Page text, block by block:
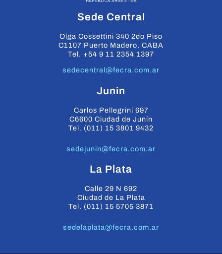
Sede Central
Olga Cossettini 340 2do Piso
C1107 Puerto Madero, CABA
Tel. +54 9 11 2354 1397
sedecentral@fecra.com.ar
Junin
Carlos Pellegrini 697
C6600 Ciudad de Junín
Tel. (011) 15 3801 9432
sedejunin@fecra.com.ar
La Plata
Calle 29 N 692
Ciudad de La Plata
Tel. (011) 15 5705 3871
sedelaplata@fecra.com.ar